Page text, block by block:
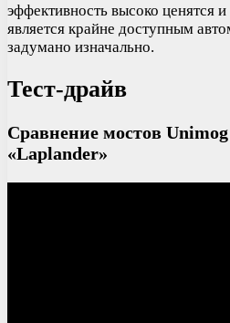
эффективность высоко ценятся
является крайне доступным
задумано изначально.
Тест-драйв
Сравнение мостов
«Laplander»